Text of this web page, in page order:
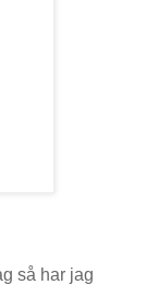
så har jag